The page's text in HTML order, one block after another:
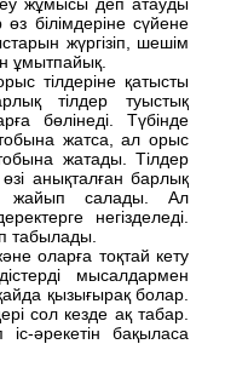
жұмысы деп атауды
білімдеріне сүйене
жүргізіп, шешім
ұмытпайық.
қатысты
тілдер туыстық
бөлінеді. Түбінде
тобына жатса, ал орыс
тобына жатады. Тілдер
анықталған барлық
жайып салады. Ал
негізделеді.
табылады.
оларға тоқтай кету
мысалдармен
қызығырақ болар.
сол кезде ақ табар.
әрекетін бақыласа